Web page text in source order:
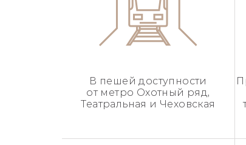
В пешей доступности
от метро Охотный ряд,
Театральная и Чеховская